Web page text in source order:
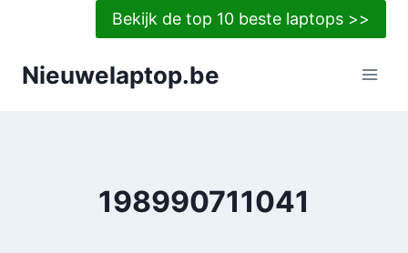
Bekijk de top 10 beste laptops >>
Nieuwelaptop.be
198990711041